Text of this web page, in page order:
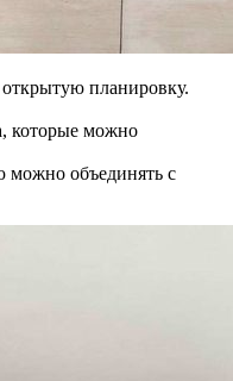
планировку.
которые можно
можно объединять с